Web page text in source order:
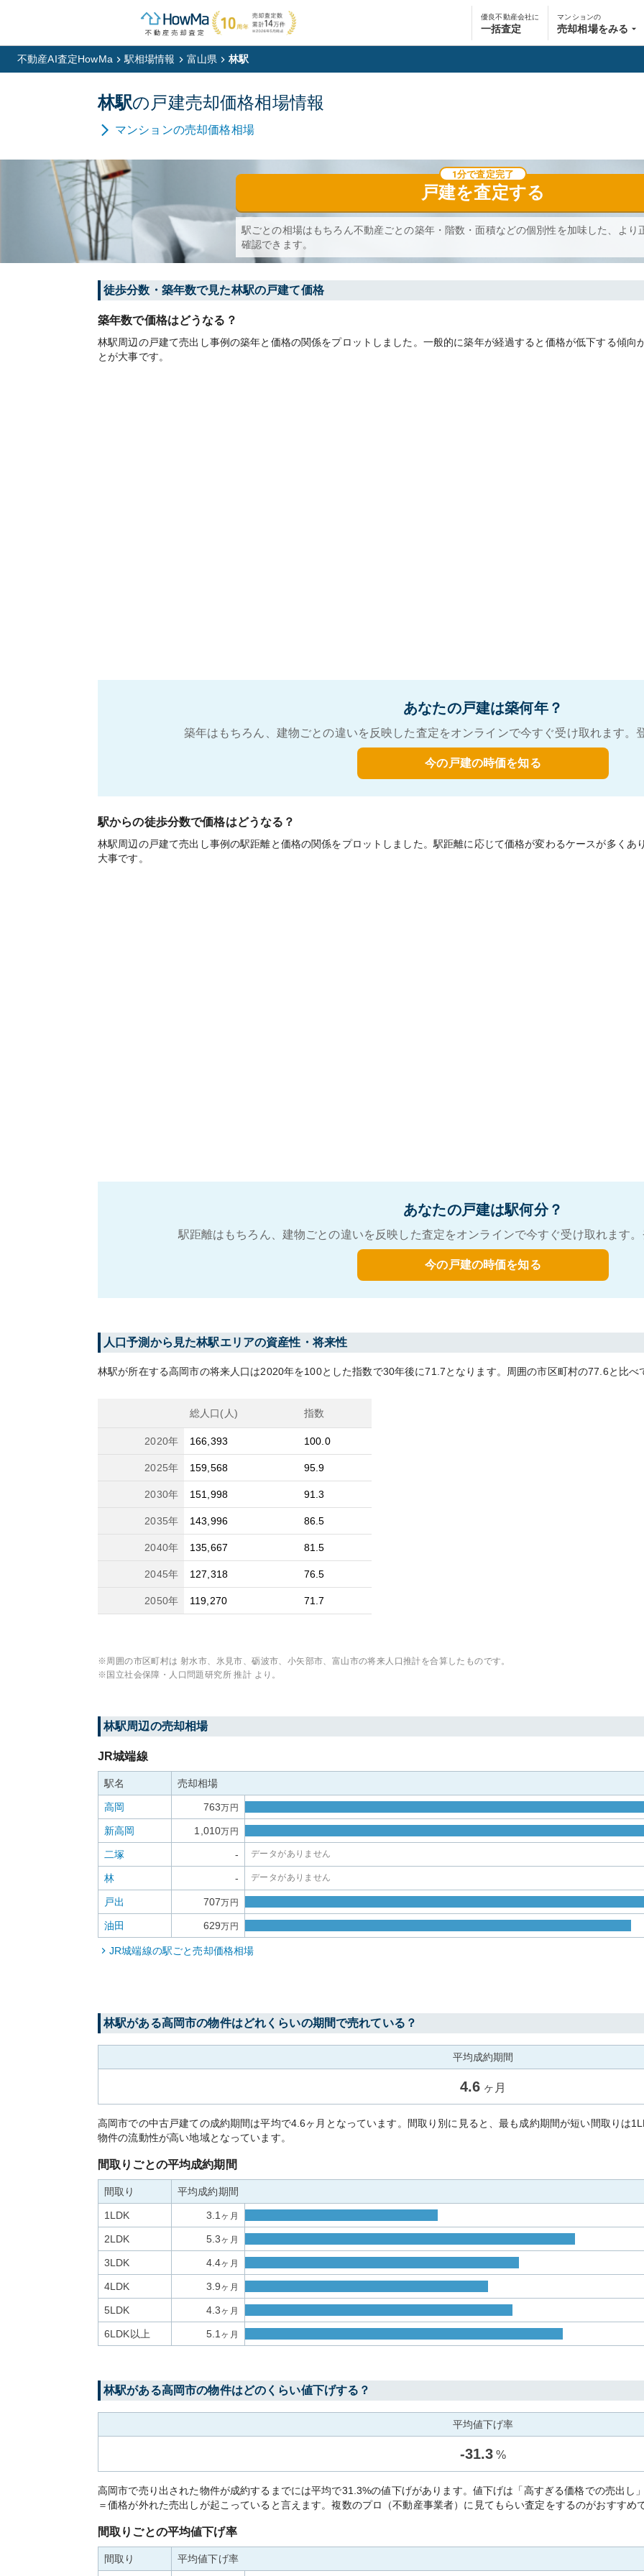
優良不動産会社に
一括査定
マンションの
売却相場をみる
不動産AI査定HowMa 駅相場情報 富山県 林駅
林駅の 戸建売却価格相場情報
マンションの売却価格相場
戸建を査定する
1分で査定完了
駅ごとの相場はもちろん不動産ごとの築年・階数・面積などの個別性を加味した、より
確認できます。
徒歩分数・築年数で見た林駅の戸建て価格
築年数で価格はどうなる？
林駅周辺の戸建て売出し事例の築年と価格の関係をプロットしました。一般的に築年が経過すると価格が低下する傾向
とが大事です。
あなたの戸建は築何年？
築年はもちろん、建物ごとの違いを反映した査定をオンラインで今すぐ受け取れます。
今の戸建の時価を知る
駅からの徒歩分数で価格はどうなる？
林駅周辺の戸建て売出し事例の駅距離と価格の関係をプロットしました。駅距離に応じて価格が変わるケースが多くあ
大事です。
あなたの戸建は駅何分？
駅距離はもちろん、建物ごとの違いを反映した査定をオンラインで今すぐ受け取れます。
今の戸建の時価を知る
人口予測から見た林駅エリアの資産性・将来性
林駅が所在する高岡市の将来人口は2020年を100とした指数で30年後に71.7となります。 周囲の市区町村の77.6と比べ
総人口(人) 指数
2020年 166,393 100.0
2025年 159,568 95.9
2030年 151,998 91.3
2035年 143,996 86.5
2040年 135,667 81.5
2045年 127,318 76.5
2050年 119,270 71.7
※周囲の市区町村は 射水市、氷見市、砺波市、小矢部市、富山市の将来人口推計を合算したものです。
※国立社会保障・人口問題研究所 推計 より。
林駅周辺の売却相場
JR城端線
駅名 売却相場
高岡 763万円
新高岡 1,010万円
二塚 - データがありません
林 - データがありません
戸出 707万円
油田 629万円
JR城端線の駅ごと売却価格相場
林駅がある高岡市の物件はどれくらいの期間で売れている？
平均成約期間
4.6 ヶ月
高岡市での中古戸建ての成約期間は平均で4.6ヶ月となっています。間取り別に見ると、最も成約期間が短い間取りは
物件の流動性が高い地域となっています。
間取りごとの平均成約期間
間取り 平均成約期間
1LDK 3.1 ヶ月
2LDK 5.3ヶ月
3LDK 4.4ヶ月
4LDK 3.9ヶ月
5LDK 4.3ヶ月
6LDK以上 5.1 ヶ月
林駅がある高岡市の物件はどのくらい値下げする？
平均値下げ率
-31.3 %
高岡市で売り出された物件が成約するまでには平均で31.3%の値下げがあります。値下げは「高すぎる価格での売出し
＝価格が外れた売出しが起こっていると言えます。複数のプロ（不動産事業者）に見てもらい査定をするのがおすすめで
間取りごとの平均値下げ率
間取り 平均値下げ率